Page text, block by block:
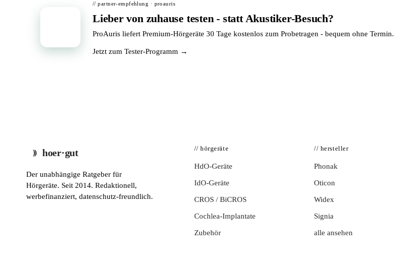
// partner-empfehlung · proauris
Lieber von zuhause testen - statt Akustiker-Besuch?
ProAuris liefert Premium-Hörgeräte 30 Tage kostenlos zum Probetragen - bequem ohne Termin.
Jetzt zum Tester-Programm →
hoer·gut
Der unabhängige Ratgeber für
Hörgeräte. Seit 2014. Redaktionell,
werbefinanziert, datenschutz-freundlich.
// hörgeräte
HdO-Geräte
IdO-Geräte
CROS / BiCROS
Cochlea-Implantate
Zubehör
// hersteller
Phonak
Oticon
Widex
Signia
alle ansehen